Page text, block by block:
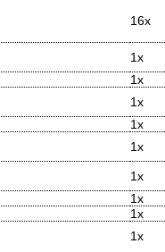
16x
1x
1x
1x
1x
1x
1x
1x
1x
1x